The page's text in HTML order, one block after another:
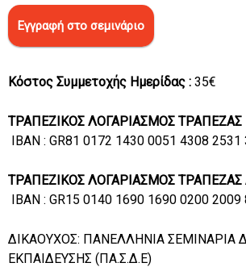
Εγγραφή στο σεμινάριο
Κόστος Συμμετοχής Ημερίδας : 35€
ΤΡΑΠΕΖΙΚΟΣ ΛΟΓΑΡΙΑΣΜΟΣ ΤΡΑΠΕΖΑΣ
ΙΒΑΝ : GR81 0172 1430 0051 4308 2531
ΤΡΑΠΕΖΙΚΟΣ ΛΟΓΑΡΙΑΣΜΟΣ ΤΡΑΠΕΖΑΣ
ΙΒΑΝ : GR15 0140 1690 1690 0200 2009
ΔΙΚΑΟΥΧΟΣ: ΠΑΝΕΛΛΗΝΙΑ ΣΕΜΙΝΑΡΙΑ
ΕΚΠΑΙΔΕΥΣΗΣ (ΠΑ.Σ.Δ.Ε)